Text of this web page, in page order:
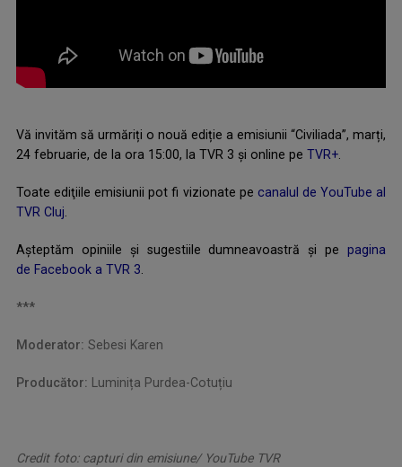
Vă invităm să urmăriți o nouă ediție a emisiunii “Civiliada”, marți,
24 februarie, de la ora 15:00, la TVR 3 și online pe TVR+.
Toate ediţiile emisiunii pot fi vizionate pe canalul de YouTube al
TVR Cluj.
Așteptăm opiniile și sugestiile dumneavoastră și pe pagina
de Facebook a TVR 3.
***
Moderator: Sebesi Karen
Producător: Luminița Purdea-Cotuțiu
Credit foto: capturi din emisiune/ YouTube TVR